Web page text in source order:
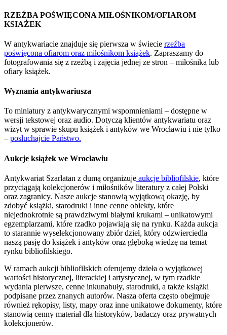
RZEŹBA POŚWIĘCONA MIŁOŚNIKOM/OFIAROM
KSIAŻEK
W antykwariacie znajduje się pierwsza w świecie rzeźba
poświęcona ofiarom oraz miłośnikom książek. Zapraszamy do
fotografowania się z rzeźbą i zajęcia jednej ze stron – miłośnika lub
ofiary książek.
Wyznania antykwariusza
To miniatury z antykwarycznymi wspomnieniami – dostępne w
wersji tekstowej oraz audio. Dotyczą klientów antykwariatu oraz
wizyt w sprawie skupu książek i antyków we Wrocławiu i nie tylko
– posłuchajcie Państwo.
Aukcje książek we Wrocławiu
Antykwariat Szarlatan z dumą organizuje aukcje bibliofilskie, które
przyciągają kolekcjonerów i miłośników literatury z całej Polski
oraz zagranicy. Nasze aukcje stanowią wyjątkową okazję, by
zdobyć książki, starodruki i inne cenne obiekty, które
niejednokrotnie są prawdziwymi białymi krukami – unikatowymi
egzemplarzami, które rzadko pojawiają się na rynku. Każda aukcja
to starannie wyselekcjonowany zbiór dzieł, który odzwierciedla
naszą pasję do książek i antyków oraz głęboką wiedzę na temat
rynku bibliofilskiego.
W ramach aukcji bibliofilskich oferujemy dzieła o wyjątkowej
wartości historycznej, literackiej i artystycznej, w tym rzadkie
wydania pierwsze, cenne inkunabuły, starodruki, a także książki
podpisane przez znanych autorów. Nasza oferta często obejmuje
również rękopisy, listy, mapy oraz inne unikatowe dokumenty, które
stanowią cenny materiał dla historyków, badaczy oraz prywatnych
kolekcjonerów.